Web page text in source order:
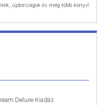
újdonságok és még több könyv!
Deluxe Kiadás